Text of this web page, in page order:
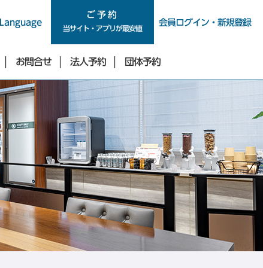
Language
ご予約
当サイト・アプリが最安値
会員ログイン・新規登録
お問合せ 法人予約 団体予約
ご予約
新宿・四谷・池袋エリア
東急ステイ新宿イーストサイド
東急ステイ新宿
（2026年9月29日リニューアル）
東急ステイ西新宿
東急ステイ四谷
東急ステイ池袋